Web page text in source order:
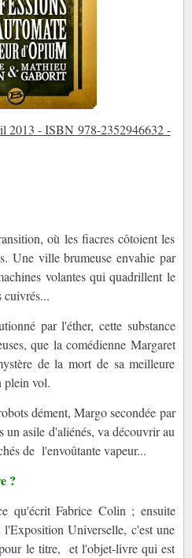
2013 - ISBN 978-2352946632 -
où les fiacres côtoient les
Une ville brumeuse envahie par
volantes qui quadrillent le
cuivrés...
par l'éther, cette substance
que la comédienne Margaret
de la mort de sa meilleure
plein vol.
dément, Margo secondée par
un asile d'aliénés, va découvrir au
de l'envoûtante vapeur...
?
qu'écrit Fabrice Colin ; ensuite
Universelle, c'est une
le titre, et l'objet-livre qui est